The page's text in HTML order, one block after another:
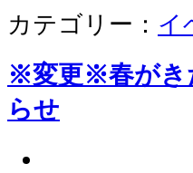
カテゴリー： イ
※変更※春がき
らせ